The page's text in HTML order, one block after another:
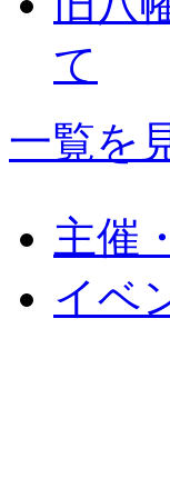
て
一覧を
主催
イベ